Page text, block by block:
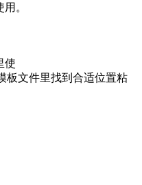
。
使
板文件里找到合适位置粘